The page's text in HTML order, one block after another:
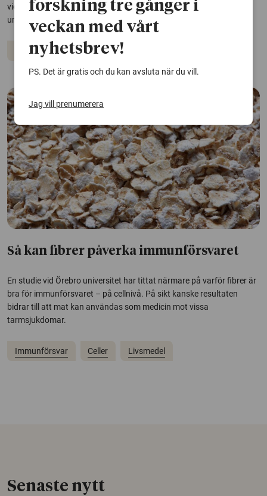
vid Karolinska institutet visa att material från nässköljning kan
underlätta bedömning av sjukdomen.
Immunförsvar
Så kan fibrer påverka immunförsvaret
En studie vid Örebro universitet har tittat närmare på varför fibrer är
bra för immunförsvaret – på cellnivå. På sikt kanske resultaten
bidrar till att mat kan användas som medicin mot vissa
tarmsjukdomar.
Immunförsvar Celler Livsmedel
Senaste nytt
forskning tre gånger i
veckan med vårt
nyhetsbrev!
PS. Det är gratis och du kan avsluta när du vill.
Jag vill prenumerera